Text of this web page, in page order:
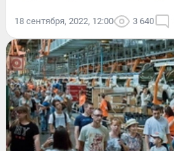
18 сентября, 2022, 12:00 3 640